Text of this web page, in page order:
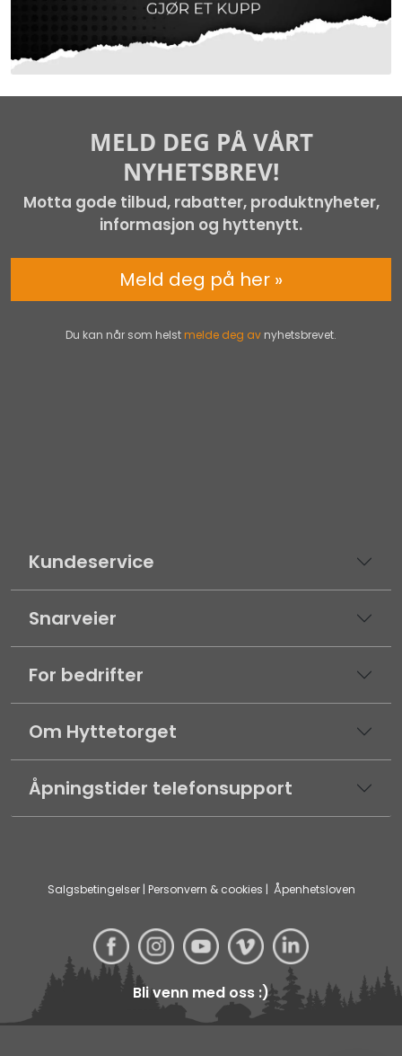
Kundeservice
Snarveier
For bedrifter
Om Hyttetorget
Åpningstider telefonsupport
Salgsbetingelser| Personvern & cookies | Åpenhetsloven
Bli venn med oss :)
MELD DEG PÅ VÅRT
NYHETSBREV!
Motta gode tilbud, rabatter, produktnyheter,
informasjon og hyttenytt.
Du kan når som helst melde deg av nyhetsbrevet.
Meld deg på her »